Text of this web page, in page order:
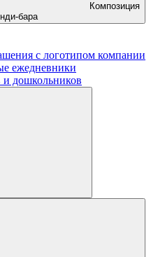
Композиция
бара
с логотипом компании
ежедневники
дошкольников